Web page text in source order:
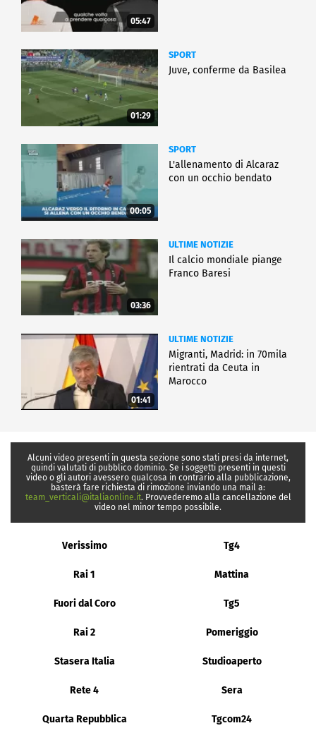
05:47
01:29
SPORT
Juve, conferme da Basilea
00:05
SPORT
L'allenamento di Alcaraz
con un occhio bendato
03:36
ULTIME NOTIZIE
Il calcio mondiale piange
Franco Baresi
01:41
ULTIME NOTIZIE
Migranti, Madrid: in 70mila
rientrati da Ceuta in
Marocco
Alcuni video presenti in questa sezione sono stati presi da internet,
quindi valutati di pubblico dominio. Se i soggetti presenti in questi
video o gli autori avessero qualcosa in contrario alla pubblicazione,
basterà fare richiesta di rimozione inviando una mail a:
team_verticali@italiaonline.it. Provvederemo alla cancellazione del
video nel minor tempo possibile.
Verissimo Tg4
Rai 1 Mattina
Fuori dal Coro Tg5
Rai 2 Pomeriggio
Stasera Italia Studioaperto
Rete 4 Sera
Quarta Repubblica Tgcom24